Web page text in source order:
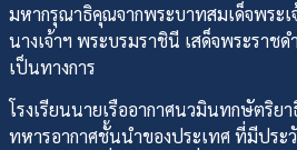
มหากรุณาธิคุณจากพระบาทสมเด็จพระเ
นางเจ้าฯ พระบรมราชินี เสด็จพระราชด
เป็นทางการ
โรงเรียนนายเรืออากาศนวมินทกษัตริย
ทหารอากาศชั้นนำของประเทศ ที่มีประ